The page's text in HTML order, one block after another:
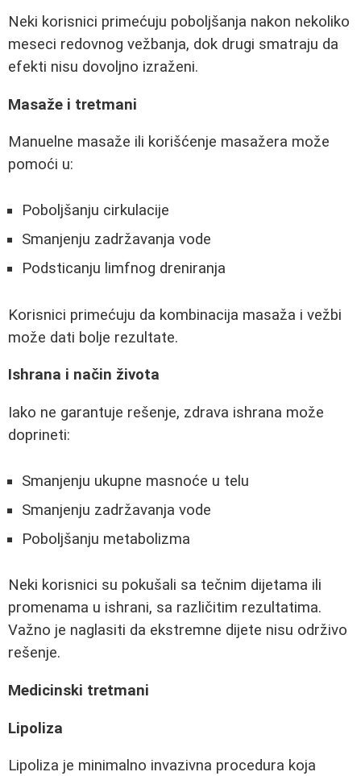
Neki korisnici primećuju poboljšanja nakon nekoliko
meseci redovnog vežbanja, dok drugi smatraju da
efekti nisu dovoljno izraženi.
Masaže i tretmani
Manuelne masaže ili korišćenje masažera može
pomoći u:
Poboljšanju cirkulacije
Smanjenju zadržavanja vode
Podsticanju limfnog dreniranja
Korisnici primećuju da kombinacija masaža i vežbi
može dati bolje rezultate.
Ishrana i način života
Iako ne garantuje rešenje, zdrava ishrana može
doprineti:
Smanjenju ukupne masnoće u telu
Smanjenju zadržavanja vode
Poboljšanju metabolizma
Neki korisnici su pokušali sa tečnim dijetama ili
promenama u ishrani, sa različitim rezultatima.
Važno je naglasiti da ekstremne dijete nisu održivo
rešenje.
Medicinski tretmani
Lipoliza
Lipoliza je minimalno invazivna procedura koja